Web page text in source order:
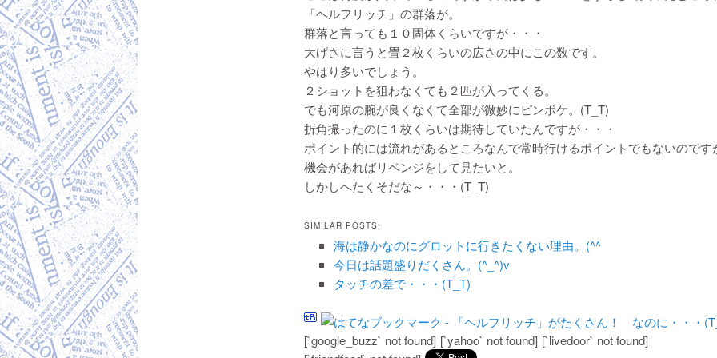
「ヘルフリッチ」の群落が。
群落と言っても１０固体くらいですが・・・
大げさに言うと畳２枚くらいの広さの中にこの数です。
やはり多いでしょう。
２ショットを狙わなくても２匹が入ってくる。
でも河原の腕が良くなくて全部が微妙にピンボケ。(T_T)
折角撮ったのに１枚くらいは期待していたんですが・・・
ポイント的には流れがあるところなんで常時行けるポイントでもないのです
機会があればリベンジをして見たいと。
しかしへたくそだな～・・・(T_T)
SIMILAR POSTS:
海は静かなのにグロットに行きたくない理由。(^^ゞ
今日は話題盛りだくさん。(^_^)v
タッチの差で・・・(T_T)
[`google_buzz` not found] [`yahoo` not found] [`livedoor` not found]